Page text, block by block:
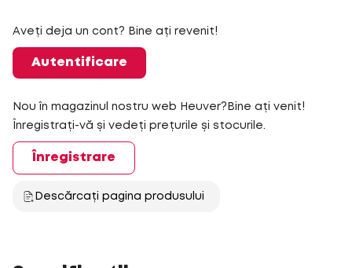
Aveți deja un cont? Bine ați revenit!
Autentificare
Nou în magazinul nostru web Heuver?Bine ați venit!
Înregistrați-vă și vedeți prețurile și stocurile.
Înregistrare
Descărcați pagina produsului